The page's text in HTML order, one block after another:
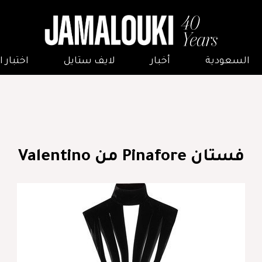
السعودية أخبار لايف ستايل
فستان Pinafore من Valentino